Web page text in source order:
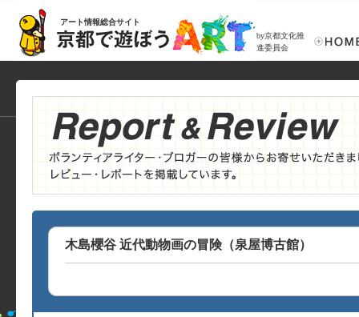
アート情報総合サイト
by京都文化推
進委員会
木島櫻谷 近代動物画の冒険（泉屋博古館）